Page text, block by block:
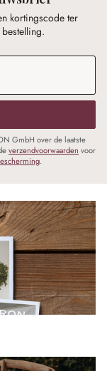
kortingscode ter
GmbH over de laatste
verzendvoorwaarden voor
.